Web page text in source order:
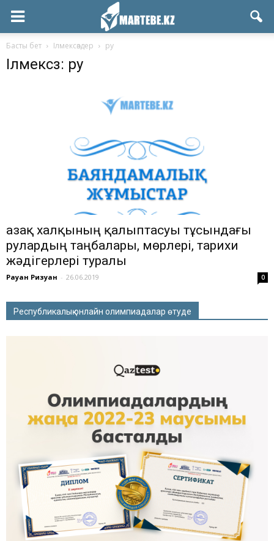
Басты бет Ілмексөздер ру
Ілмексөз: ру
Қазақ халқының қалыптасуы тұсындағы
рулардың таңбалары, мөрлері, тарихи
жәдігерлері туралы
Рауан Ризуан - 26.06.2019 0
Республикалық онлайн олимпиадалар өтуде